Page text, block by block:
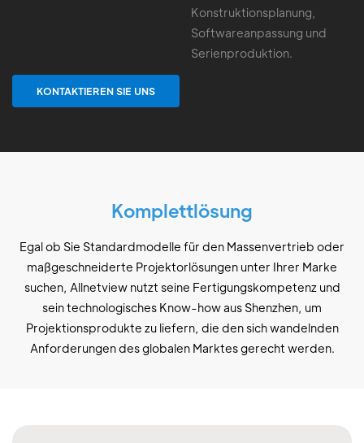
Konstruktionsplanung,
Softwareanpassung und
Serienproduktion.
KONTAKTIEREN SIE UNS
Komplettlösung
Egal ob Sie Standardmodelle für den Massenvertrieb oder
maßgeschneiderte Projektorlösungen unter Ihrer Marke
suchen, Allnetview nutzt seine Fertigungskompetenz und
sein technologisches Know-how aus Shenzhen, um
Projektionsprodukte zu liefern, die den sich wandelnden
Anforderungen des globalen Marktes gerecht werden.